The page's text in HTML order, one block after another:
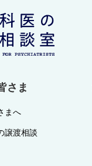
さま
まへ
譲渡相談